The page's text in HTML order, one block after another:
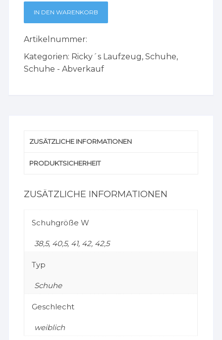
IN DEN WARENKORB
Artikelnummer:
Kategorien: Ricky´s Laufzeug,Schuhe,
Schuhe - Abverkauf
ZUSÄTZLICHE INFORMATIONEN
PRODUKTSICHERHEIT
ZUSÄTZLICHE INFORMATIONEN
Schuhgröße W
38,5, 40,5, 41, 42, 42,5
Typ
Schuhe
Geschlecht
weiblich